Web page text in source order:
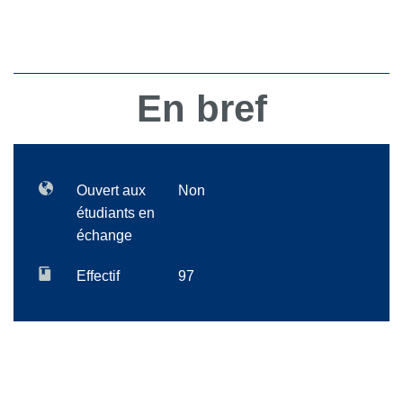
En bref
Ouvert aux
étudiants en
échange
Non
Effectif 97